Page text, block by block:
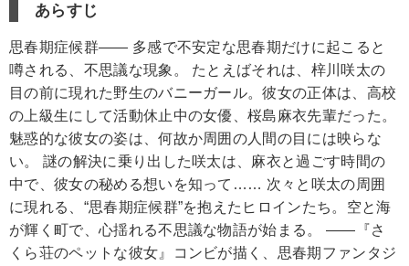
あらすじ
思春期症候群―― 多感で不安定な思春期だけに起こると
噂される、不思議な現象。 たとえばそれは、梓川咲太の
目の前に現れた野生のバニーガール。彼女の正体は、高校
の上級生にして活動休止中の女優、桜島麻衣先輩だった。
魅惑的な彼女の姿は、何故か周囲の人間の目には映らな
い。 謎の解決に乗り出した咲太は、麻衣と過ごす時間の
中で、彼女の秘める想いを知って…… 次々と咲太の周囲
に現れる、“思春期症候群”を抱えたヒロインたち。空と海
が輝く町で、心揺れる不思議な物語が始まる。 ――『さ
くら荘のペットな彼女』コンビが描く、思春期ファンタジ